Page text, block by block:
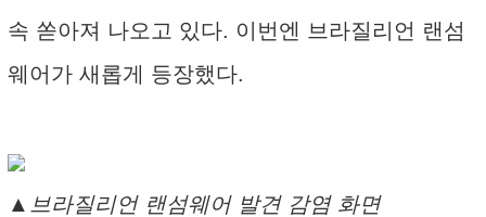
속 쏟아져 나오고 있다. 이번엔 브라질리언 랜섬
웨어가 새롭게 등장했다.
▲브라질리언 랜섬웨어 발견 감염 화면